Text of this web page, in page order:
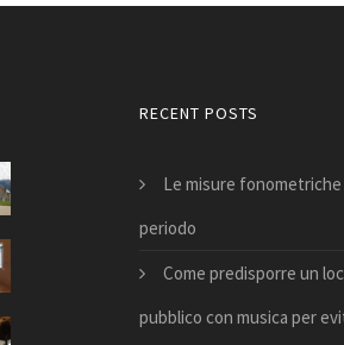
RECENT POSTS
Le misure fonometriche
periodo
Come predisporre un
pubblico con musica per